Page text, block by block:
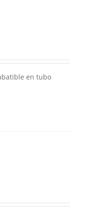
en tubo